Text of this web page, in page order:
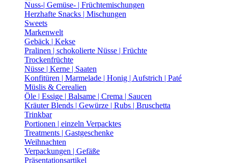
Nuss-| Gemüse- | Früchtemischungen
Herzhafte Snacks | Mischungen
Sweets
Markenwelt
Gebäck | Kekse
Pralinen | schokolierte Nüsse | Früchte
Trockenfrüchte
Nüsse | Kerne | Saaten
Konfitüren | Marmelade | Honig | Aufstrich | Paté
Müslis & Cerealien
Öle | Essige | Balsame | Crema | Saucen
Kräuter Blends | Gewürze | Rubs | Bruschetta
Trinkbar
Portionen | einzeln Verpacktes
Treatments | Gastgeschenke
Weihnachten
Verpackungen | Gefäße
Präsentationsartikel